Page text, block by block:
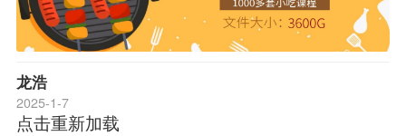
龙浩
2025-1-7
点击重新加载